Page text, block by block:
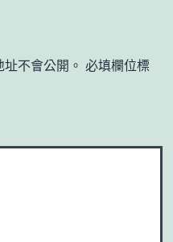
不會公開。 必填欄位標